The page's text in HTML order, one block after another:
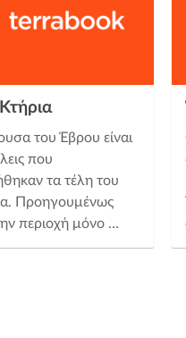
του Έβρου είναι
που
τα τέλη του
Προηγουμένως
περιοχή μόνο …